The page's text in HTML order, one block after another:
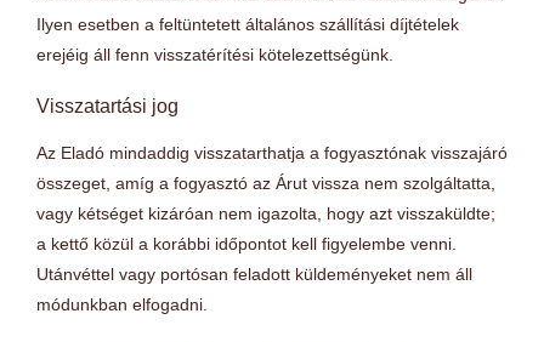
Ilyen esetben a feltüntetett általános szállítási díjtételek
erejéig áll fenn visszatérítési kötelezettségünk.
Visszatartási jog
Az Eladó mindaddig visszatarthatja a fogyasztónak visszajáró
összeget, amíg a fogyasztó az Árut vissza nem szolgáltatta,
vagy kétséget kizáróan nem igazolta, hogy azt visszaküldte;
a kettő közül a korábbi időpontot kell figyelembe venni.
Utánvéttel vagy portósan feladott küldeményeket nem áll
módunkban elfogadni.